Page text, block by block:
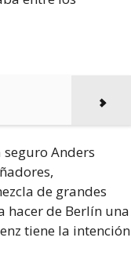
seguro Anders
de grandes
hacer de Berlín una
tiene la intención